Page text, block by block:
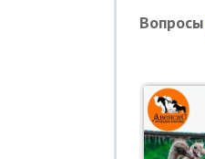
Вопросы